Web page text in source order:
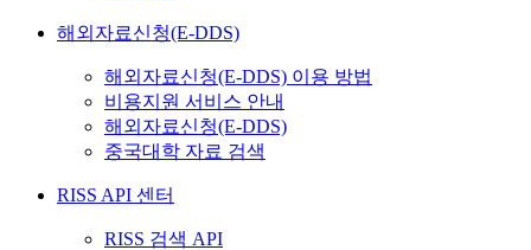
해외자료신청(E-DDS)
해외자료신청(E-DDS) 이용 방법
비용지원 서비스 안내
해외자료신청(E-DDS)
중국대학 자료 검색
RISS API 센터
RISS 검색 API